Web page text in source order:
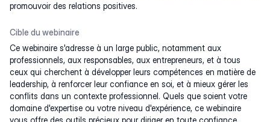
promouvoir des relations positives.
Cible du webinaire
Ce webinaire s'adresse à un large public, notamment aux
professionnels, aux responsables, aux entrepreneurs, et à tous
ceux qui cherchent à développer leurs compétences en matière de
leadership, à renforcer leur confiance en soi, et à mieux gérer les
conflits dans un contexte professionnel. Quels que soient votre
domaine d'expertise ou votre niveau d'expérience, ce webinaire
vous offre des outils précieux pour diriger en toute confiance,